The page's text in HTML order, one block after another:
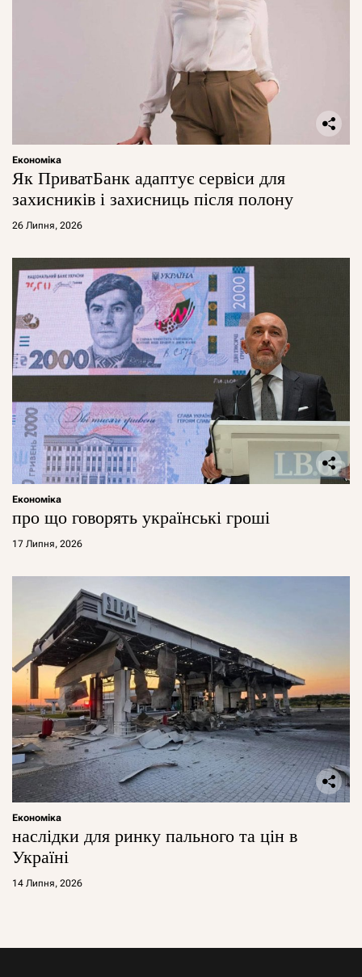
Економіка
Як ПриватБанк адаптує сервіси для
захисників і захисниць після полону
26 Липня, 2026
Економіка
про що говорять українські гроші
17 Липня, 2026
Економіка
наслідки для ринку пального та цін в
Україні
14 Липня, 2026